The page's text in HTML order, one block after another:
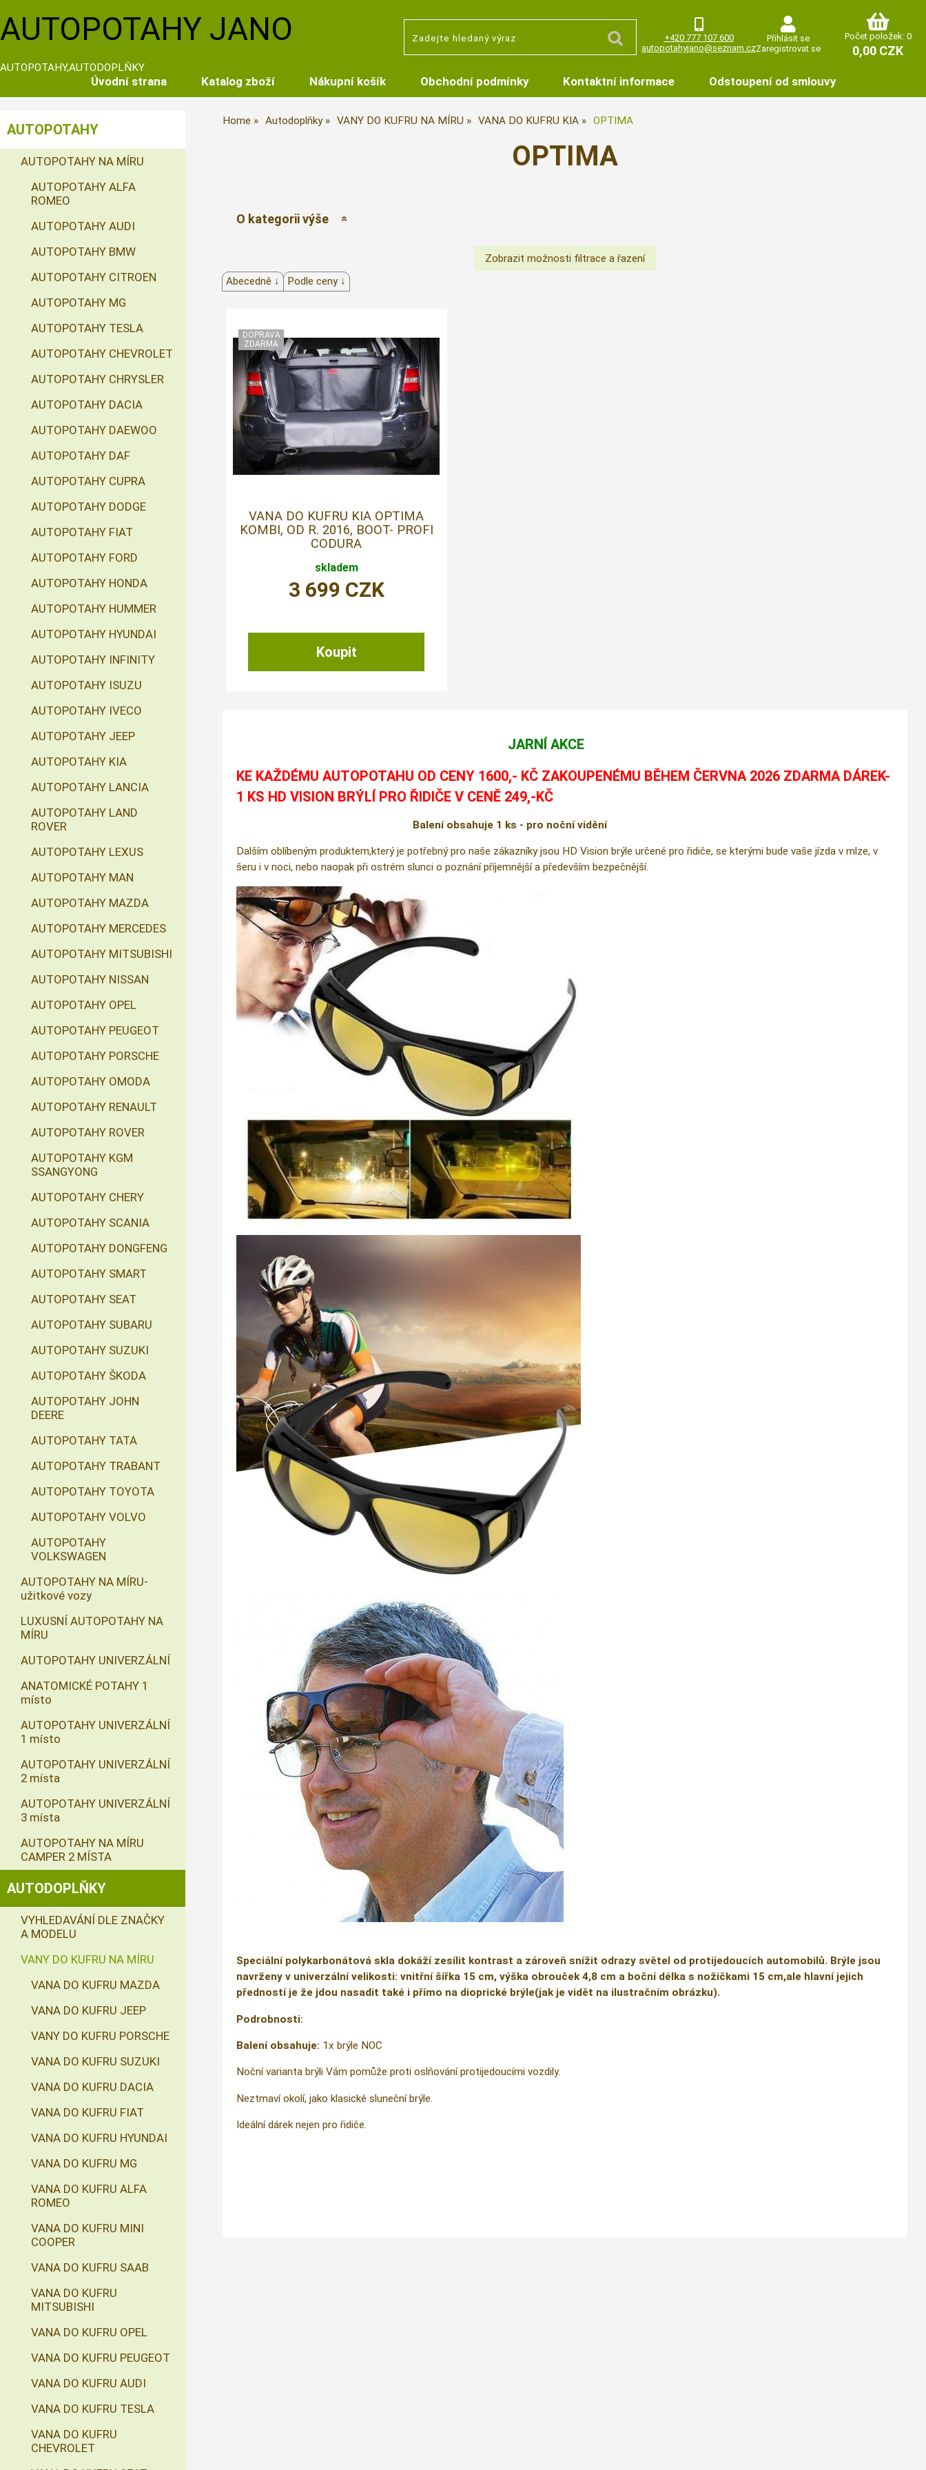
+420 777 107 600
autopotahyjano@seznam.cz
Přihlásit se
Zaregistrovat se
Počet položek: 0
0,00 CZK
AUTOPOTAHY JANO
AUTOPOTAHY,AUTODOPLŇKY
Úvodní strana Katalog zboží Nákupní košík Obchodní podmínky Kontaktní informace Odstoupení od smlouvy
Home Autodoplňky VANY DO KUFRU NA MÍRU VANA DO KUFRU KIA OPTIMA
OPTIMA
O kategorii výše
Abecedně ↓ Podle ceny ↓
VANA DO KUFRU KIA OPTIMA
KOMBI, OD R. 2016, BOOT- PROFI
CODURA
skladem
3 699 CZK
JARNÍ AKCE
KE KAŽDÉMU AUTOPOTAHU OD CENY 1600,- KČ ZAKOUPENÉMU BĚHEM ČERVNA 2026 ZDARMA DÁREK-
1 KS HD VISION BRÝLÍ PRO ŘIDIČE V CENĚ 249,-KČ
Balení obsahuje 1 ks - pro noční vidění
Dalším oblíbeným produktem,který je potřebný pro naše zákazníky jsou HD Vision brýle určené pro řidiče, se kterými bude vaše jízda v mlze, v
šeru i v noci, nebo naopak při ostrém slunci o poznání příjemnější a především bezpečnější.
Speciální polykarbonátová skla dokáží zesílit kontrast a zároveň snížit odrazy světel od protijedoucích automobilů. Brýle jsou
navrženy v univerzální velikosti: vnitřní šířka 15 cm, výška obrouček 4,8 cm a boční délka s nožičkami 15 cm,ale hlavní jejich
předností je že jdou nasadit také i přímo na dioprické brýle(jak je vidět na ilustračním obrázku).
Podrobnosti:
Balení obsahuje: 1x brýle NOC
Noční varianta brýli Vám pomůže proti oslňování protijedoucími vozdily.
Neztmaví okolí, jako klasické sluneční brýle.
Ideální dárek nejen pro řidiče.
AUTOPOTAHY
AUTOPOTAHY NA MÍRU
AUTOPOTAHY ALFA
ROMEO
AUTOPOTAHY AUDI
AUTOPOTAHY BMW
AUTOPOTAHY CITROEN
AUTOPOTAHY MG
AUTOPOTAHY TESLA
AUTOPOTAHY CHEVROLET
AUTOPOTAHY CHRYSLER
AUTOPOTAHY DACIA
AUTOPOTAHY DAEWOO
AUTOPOTAHY DAF
AUTOPOTAHY CUPRA
AUTOPOTAHY DODGE
AUTOPOTAHY FIAT
AUTOPOTAHY FORD
AUTOPOTAHY HONDA
AUTOPOTAHY HUMMER
AUTOPOTAHY HYUNDAI
AUTOPOTAHY INFINITY
AUTOPOTAHY ISUZU
AUTOPOTAHY IVECO
AUTOPOTAHY JEEP
AUTOPOTAHY KIA
AUTOPOTAHY LANCIA
AUTOPOTAHY LAND
ROVER
AUTOPOTAHY LEXUS
AUTOPOTAHY MAN
AUTOPOTAHY MAZDA
AUTOPOTAHY MERCEDES
AUTOPOTAHY MITSUBISHI
AUTOPOTAHY NISSAN
AUTOPOTAHY OPEL
AUTOPOTAHY PEUGEOT
AUTOPOTAHY PORSCHE
AUTOPOTAHY OMODA
AUTOPOTAHY RENAULT
AUTOPOTAHY ROVER
AUTOPOTAHY KGM
SSANGYONG
AUTOPOTAHY CHERY
AUTOPOTAHY SCANIA
AUTOPOTAHY DONGFENG
AUTOPOTAHY SMART
AUTOPOTAHY SEAT
AUTOPOTAHY SUBARU
AUTOPOTAHY SUZUKI
AUTOPOTAHY ŠKODA
AUTOPOTAHY JOHN
DEERE
AUTOPOTAHY TATA
AUTOPOTAHY TRABANT
AUTOPOTAHY TOYOTA
AUTOPOTAHY VOLVO
AUTOPOTAHY
VOLKSWAGEN
AUTOPOTAHY NA MÍRU-
užitkové vozy
LUXUSNÍ AUTOPOTAHY NA
MÍRU
AUTOPOTAHY UNIVERZÁLNÍ
ANATOMICKÉ POTAHY 1
místo
AUTOPOTAHY UNIVERZÁLNÍ
1 místo
AUTOPOTAHY UNIVERZÁLNÍ
2 místa
AUTOPOTAHY UNIVERZÁLNÍ
3 místa
AUTOPOTAHY NA MÍRU
CAMPER 2 MÍSTA
AUTODOPLŇKY
VYHLEDAVÁNÍ DLE ZNAČKY
A MODELU
VANY DO KUFRU NA MÍRU
VANA DO KUFRU MAZDA
VANA DO KUFRU JEEP
VANY DO KUFRU PORSCHE
VANA DO KUFRU SUZUKI
VANA DO KUFRU DACIA
VANA DO KUFRU FIAT
VANA DO KUFRU HYUNDAI
VANA DO KUFRU MG
VANA DO KUFRU ALFA
ROMEO
VANA DO KUFRU MINI
COOPER
VANA DO KUFRU SAAB
VANA DO KUFRU
MITSUBISHI
VANA DO KUFRU OPEL
VANA DO KUFRU PEUGEOT
VANA DO KUFRU AUDI
VANA DO KUFRU TESLA
VANA DO KUFRU
CHEVROLET